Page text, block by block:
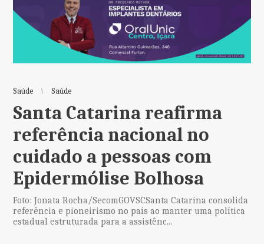
Saúde Saúde
Santa Catarina reafirma
referência nacional no
cuidado a pessoas com
Epidermólise Bolhosa
Foto: Jonata Rocha/SecomGOVSCSanta Catarina consolida
referência e pioneirismo no país ao manter uma política
estadual estruturada para a assistênc...